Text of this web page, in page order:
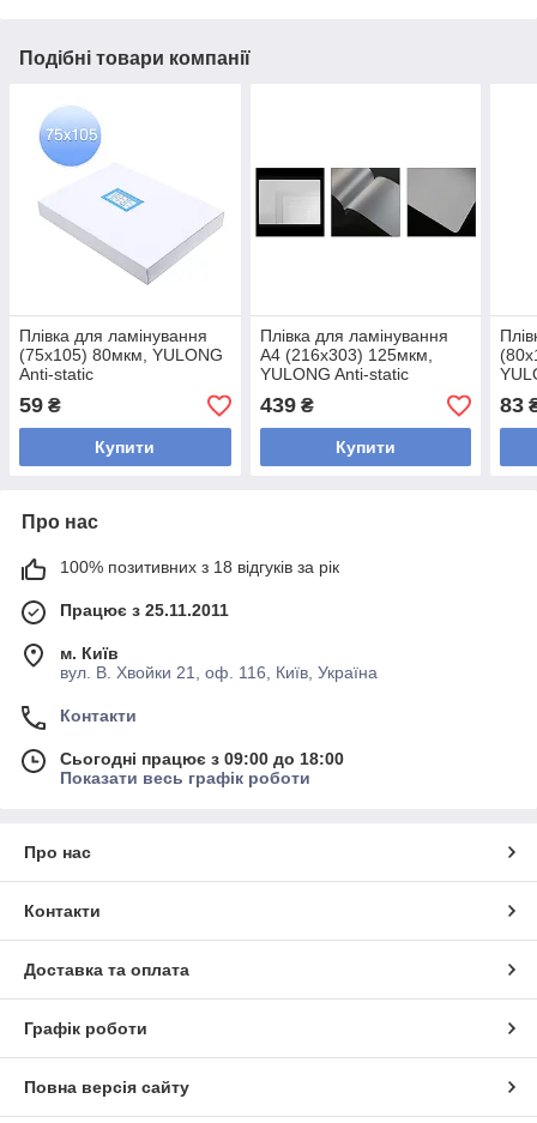
Подібні товари компанії
Плівка для ламінування
(75x105) 80мкм, YULONG
Anti-static
59 ₴
Купити
Плівка для ламінування
A4 (216х303) 125мкм,
YULONG Anti-static
439₴
Купити
83
Про нас
100% позитивних з 18 відгуків за рік
Працює з 25.11.2011
м. Київ
вул. В. Хвойки 21, оф. 116, Київ, Україна
Контакти
Сьогодні працює з 09:00 до 18:00
Показати весь графік роботи
Про нас
Контакти
Доставка та оплата
Графік роботи
Повна версія сайту